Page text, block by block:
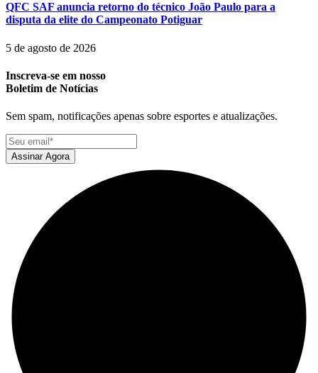
QFC SAF anuncia retorno do técnico João Paulo para a
disputa da elite do Campeonato Potiguar
5 de agosto de 2026
Inscreva-se em nosso
Boletim de Notícias
Sem spam, notificações apenas sobre esportes e atualizações.
Assinar Agora